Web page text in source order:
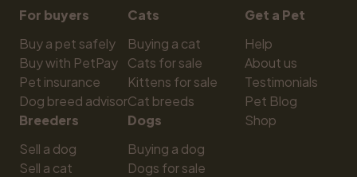
For buyers
Buy a pet safely
Buy with PetPay
Pet insurance
Dog breed advisor
Breeders
Sell a dog
Sell a cat
Cats
Buying a cat
Cats for sale
Kittens for sale
Cat breeds
Dogs
Buying a dog
Dogs for sale
Get a Pet
Help
About us
Testimonials
Pet Blog
Shop